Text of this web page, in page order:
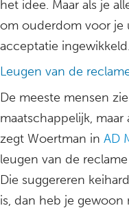
het idee. Maar als je
om ouderdom voor je
acceptatie
Leugen van de
De meeste mensen
maatschappelijk,
zegt Woertman in AD
leugen van de
Die suggereren
is, dan heb je gewoon